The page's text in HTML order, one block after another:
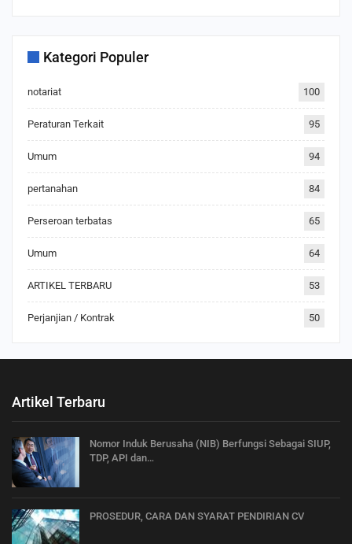
Kategori Populer
notariat 100
Peraturan Terkait 95
Umum 94
pertanahan 84
Perseroan terbatas 65
Umum 64
ARTIKEL TERBARU 53
Perjanjian / Kontrak 50
Artikel Terbaru
Nomor Induk Berusaha (NIB) Berfungsi Sebagai SIUP,
TDP, API dan…
PROSEDUR, CARA DAN SYARAT PENDIRIAN CV